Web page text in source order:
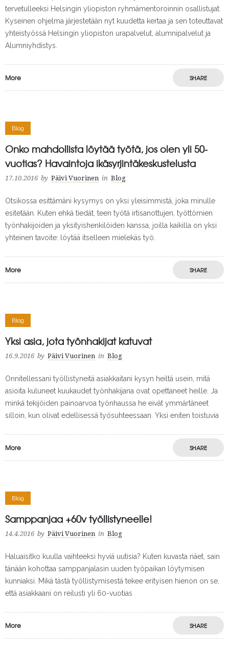
tervetulleeksi Helsingin yliopiston ryhmämentoroinnin osallistujat.
Kyseinen ohjelma järjestetään nyt kuudetta kertaa ja sen toteuttavat
yhteistyössä Helsingin yliopiston urapalvelut, alumnipalvelut ja
Alumniyhdistys.
More SHARE
Blog
Onko mahdollista löytää työtä, jos olen yli 50-
vuotias? Havaintoja ikäsyrjintäkeskustelusta
17.10.2016 by Päivi Vuorinen in Blog
Otsikossa esittämäni kysymys on yksi yleisimmistä, joka minulle
esitetään. Kuten ehkä tiedät, teen työtä irtisanottujen, työttömien
työnhakijoiden ja yksityishenkilöiden kanssa, joilla kaikilla on yksi
yhteinen tavoite: löytää itselleen mielekäs työ.
More SHARE
Blog
Yksi asia, jota työnhakijat katuvat
16.9.2016 by Päivi Vuorinen in Blog
Onnitellessani työllistyneitä asiakkaitani kysyn heiltä usein, mitä
asioita kuluneet kuukaudet työnhakijana ovat opettaneet heille. Ja
minkä tekijöiden painoarvoa työnhaussa he eivät ymmärtäneet
silloin, kun olivat edellisessä työsuhteessaan. Yksi eniten toistuvia
More SHARE
Blog
Samppanjaa +60v työllistyneelle!
14.4.2016 by Päivi Vuorinen in Blog
Haluaisitko kuulla vaihteeksi hyviä uutisia? Kuten kuvasta näet, sain
tänään kohottaa samppanjalasin uuden työpaikan löytymisen
kunniaksi. Mikä tästä työllistymisestä tekee erityisen hienon on se,
että asiakkaani on reilusti yli 60-vuotias
More SHARE